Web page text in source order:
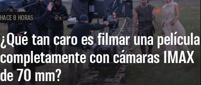
HACE 8 HORAS
¿Qué tan caro es filmar una película
completamente con cámaras IMAX
de 70 mm?